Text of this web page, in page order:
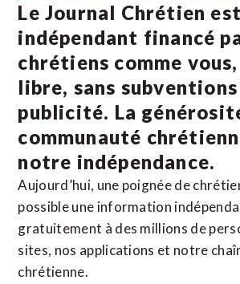
Le Journal Chrétien
indépendant financé
chrétiens comme vous,
libre, sans
publicité. La
communauté
notre indépendance.
Aujourd’hui, une poignée de
possible une information
gratuitement à des millions de
sites, nos applications et notre
chrétienne.